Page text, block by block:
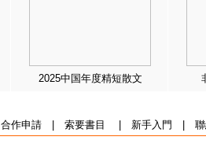
2025中国年度精短散文
合作申請| 索要書目 新手入門